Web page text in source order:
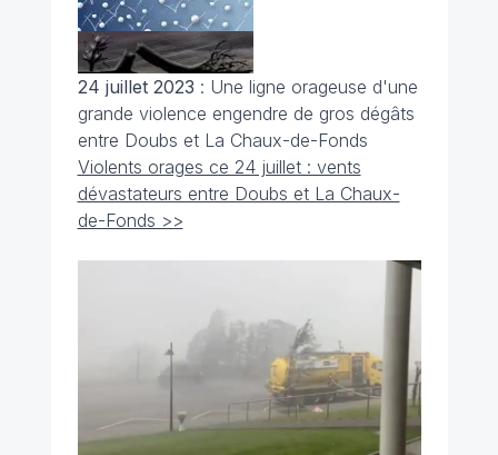
24 juillet 2023 : Une ligne orageuse d'une
grande violence engendre de gros dégâts
entre Doubs et La Chaux-de-Fonds
Violents orages ce 24 juillet : vents
dévastateurs entre Doubs et La Chaux-
de-Fonds >>